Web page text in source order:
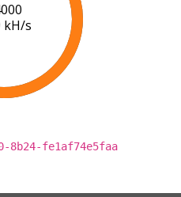
kH/s
8b24-fe1af74e5faa